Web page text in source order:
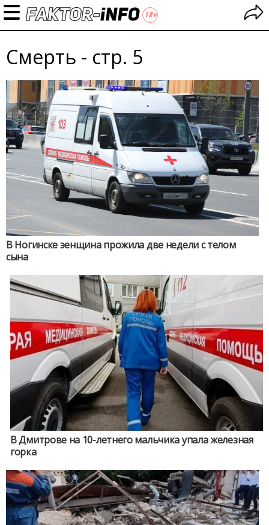
Смерть - стр. 5
В Ногинске эенщина прожила две недели с телом
сына
В Дмитрове на 10-летнего мальчика упала железная
горка